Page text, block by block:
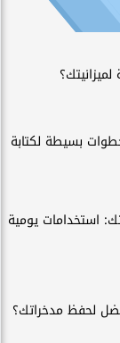
خطوات بسيطة لكتابة
استخدامات يومية
لحفظ مدخراتك؟